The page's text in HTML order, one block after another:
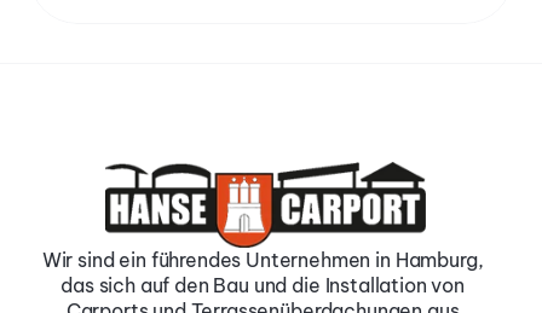
Wir sind ein führendes Unternehmen in Hamburg,
das sich auf den Bau und die Installation von